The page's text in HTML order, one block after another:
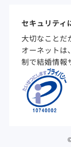
セキュリティ
大切なことだ
オーネットは
制で結婚情報